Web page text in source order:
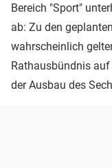
Bereich "Sport"
ab: Zu den
wahrscheinlich
Rathausbündnis
der Ausbau des